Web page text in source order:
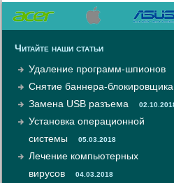
Читайте наши статьи
Удаление программ-шпионов
Снятие баннера-блокировщика
Замена USB разъема
Установка операционной
системы
05.03.2018
Лечение компьютерных
вирусов
04.03.2018